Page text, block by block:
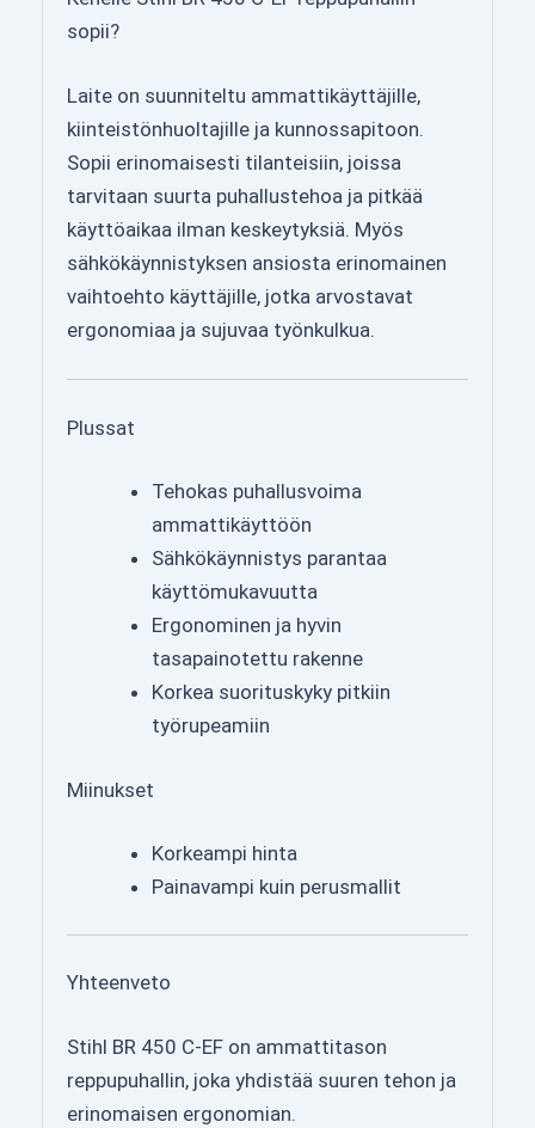
sopii?
Laite on suunniteltu ammattikäyttäjille,
kiinteistönhuoltajille ja kunnossapitoon.
Sopii erinomaisesti tilanteisiin, joissa
tarvitaan suurta puhallustehoa ja pitkää
käyttöaikaa ilman keskeytyksiä. Myös
sähkökäynnistyksen ansiosta erinomainen
vaihtoehto käyttäjille, jotka arvostavat
ergonomiaa ja sujuvaa työnkulkua.
Plussat
Tehokas puhallusvoima
ammattikäyttöön
Sähkökäynnistys parantaa
käyttömukavuutta
Ergonominen ja hyvin
tasapainotettu rakenne
Korkea suorituskyky pitkiin
työrupeamiin
Miinukset
Korkeampi hinta
Painavampi kuin perusmallit
Yhteenveto
Stihl BR 450 C-EF on ammattitason
reppupuhallin, joka yhdistää suuren tehon ja
erinomaisen ergonomian.